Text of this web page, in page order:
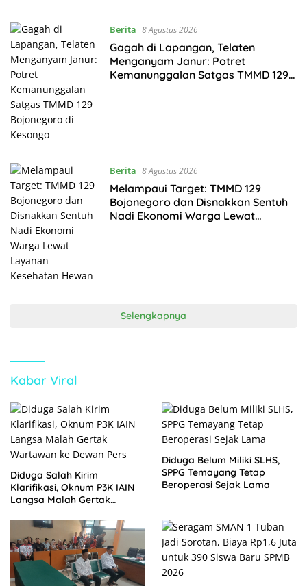
Berita 8 Agustus 2026
Gagah di Lapangan, Telaten
Menganyam Janur: Potret
Kemanunggalan Satgas TMMD 129
Berita 8 Agustus 2026
Melampaui Target: TMMD 129
Bojonegoro dan Disnakkan Sentuh
Nadi Ekonomi Warga Lewat
Selengkapnya
Kabar Viral
Diduga Salah Kirim
Klarifikasi, Oknum P3K IAIN
Langsa Malah Gertak
Diduga Belum Miliki SLHS,
SPPG Temayang Tetap
Beroperasi Sejak Lama